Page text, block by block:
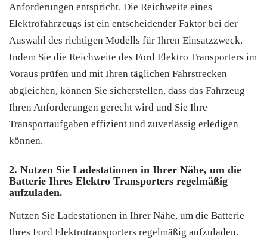
Anforderungen entspricht. Die Reichweite eines
Elektrofahrzeugs ist ein entscheidender Faktor bei der
Auswahl des richtigen Modells für Ihren Einsatzzweck.
Indem Sie die Reichweite des Ford Elektro Transporters im
Voraus prüfen und mit Ihren täglichen Fahrstrecken
abgleichen, können Sie sicherstellen, dass das Fahrzeug
Ihren Anforderungen gerecht wird und Sie Ihre
Transportaufgaben effizient und zuverlässig erledigen
können.
2. Nutzen Sie Ladestationen in Ihrer Nähe, um die
Batterie Ihres Elektro Transporters regelmäßig
aufzuladen.
Nutzen Sie Ladestationen in Ihrer Nähe, um die Batterie
Ihres Ford Elektrotransporters regelmäßig aufzuladen.